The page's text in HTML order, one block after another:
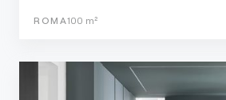
ROMA100 m²